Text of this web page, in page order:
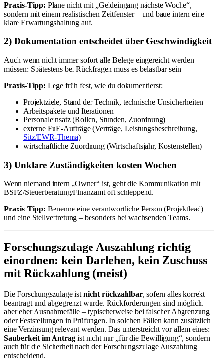
Praxis-Tipp: Plane nicht mit „Geldeingang nächste Woche“,
sondern mit einem realistischen Zeitfenster – und baue intern eine
klare Erwartungshaltung auf.
2) Dokumentation entscheidet über Geschwindigkeit
Auch wenn nicht immer sofort alle Belege eingereicht werden
müssen: Spätestens bei Rückfragen muss es belastbar sein.
Praxis-Tipp: Lege früh fest, wie du dokumentierst:
Projektziele, Stand der Technik, technische Unsicherheiten
Arbeitspakete und Iterationen
Personaleinsatz (Rollen, Stunden, Zuordnung)
externe FuE-Aufträge (Verträge, Leistungsbeschreibung,
Sitz/EWR-Thema)
wirtschaftliche Zuordnung (Wirtschaftsjahr, Kostenstellen)
3) Unklare Zuständigkeiten kosten Wochen
Wenn niemand intern „Owner“ ist, geht die Kommunikation mit
BSFZ/Steuerberatung/Finanzamt oft schleppend.
Praxis-Tipp: Benenne eine verantwortliche Person (Projektlead)
und eine Stellvertretung – besonders bei wachsenden Teams.
Forschungszulage Auszahlung richtig
einordnen: kein Darlehen, kein Zuschuss
mit Rückzahlung (meist)
Die Forschungszulage ist nicht rückzahlbar, sofern alles korrekt
beantragt und abgegrenzt wurde. Rückforderungen sind möglich,
aber eher Ausnahmefälle – typischerweise bei falscher Abgrenzung
oder Feststellungen in Prüfungen. In solchen Fällen kann zusätzlich
eine Verzinsung relevant werden. Das unterstreicht vor allem eines:
Sauberkeit im Antrag ist nicht nur „für die Bewilligung“, sondern
auch für die Sicherheit nach der Forschungszulage Auszahlung
entscheidend.